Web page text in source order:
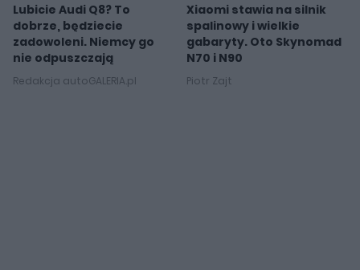
Lubicie Audi Q8? To
dobrze, będziecie
zadowoleni. Niemcy go
nie odpuszczają
Redakcja autoGALERIA.pl
Xiaomi stawia na silnik
spalinowy i wielkie
gabaryty. Oto Skynomad
N70 i N90
Piotr Zajt